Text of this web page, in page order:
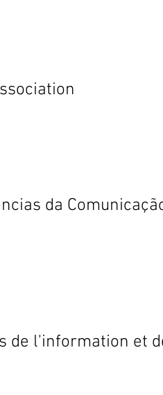
da
de l'information et